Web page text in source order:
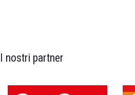
I nostri partner